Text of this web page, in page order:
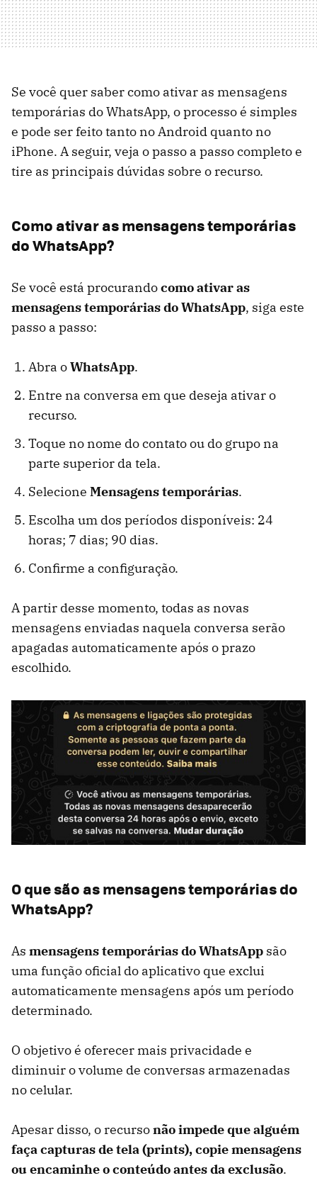
Se você quer saber como ativar as mensagens
temporárias do WhatsApp, o processo é simples
e pode ser feito tanto no Android quanto no
iPhone. A seguir, veja o passo a passo completo e
tire as principais dúvidas sobre o recurso.
Como ativar as mensagens temporárias
do WhatsApp?
Se você está procurandocomo ativar as
mensagens temporárias do WhatsApp, siga este
passo a passo:
Abra oWhatsApp.
Entre na conversa em que deseja ativar o
recurso.
Toque no nome do contato ou do grupo na
parte superior da tela.
Selecione Mensagens temporárias.
Escolha um dos períodos disponíveis: 24
horas; 7 dias; 90 dias.
Confirme a configuração.
A partir desse momento, todas as novas
mensagens enviadas naquela conversa serão
apagadas automaticamente após o prazo
escolhido.
O que são as mensagens temporárias do
WhatsApp?
As mensagens temporárias do WhatsApp são
uma função oficial do aplicativo que exclui
automaticamente mensagens após um período
determinado.
O objetivo é oferecer mais privacidade e
diminuir o volume de conversas armazenadas
no celular.
Apesar disso, o recursonão impede que alguém
faça capturas de tela (prints), copie mensagens
ou encaminhe o conteúdo antes da exclusão.